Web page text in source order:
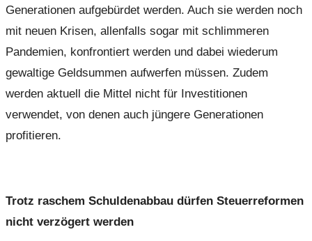
Generationen aufgebürdet werden. Auch sie werden noch
mit neuen Krisen, allenfalls sogar mit schlimmeren
Pandemien, konfrontiert werden und dabei wiederum
gewaltige Geldsummen aufwerfen müssen. Zudem
werden aktuell die Mittel nicht für Investitionen
verwendet, von denen auch jüngere Generationen
profitieren.
Trotz raschem Schuldenabbau dürfen Steuerreformen
nicht verzögert werden